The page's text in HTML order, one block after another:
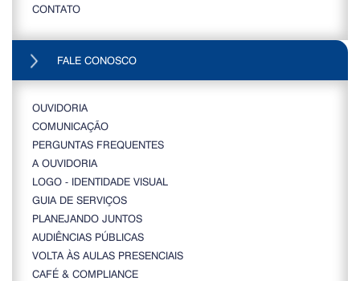
CONTATO
FALE CONOSCO
OUVIDORIA
COMUNICAÇÃO
PERGUNTAS FREQUENTES
A OUVIDORIA
LOGO - IDENTIDADE VISUAL
GUIA DE SERVIÇOS
PLANEJANDO JUNTOS
AUDIÊNCIAS PÚBLICAS
VOLTA ÀS AULAS PRESENCIAIS
CAFÉ & COMPLIANCE